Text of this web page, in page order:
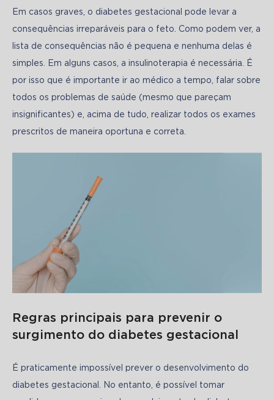
Em casos graves, o diabetes gestacional pode levar a
consequências irreparáveis para o feto. Como podem ver, a
lista de consequências não é pequena e nenhuma delas é
simples. Em alguns casos, a insulinoterapia é necessária. É
por isso que é importante ir ao médico a tempo, falar sobre
todos os problemas de saúde (mesmo que pareçam
insignificantes) e, acima de tudo, realizar todos os exames
prescritos de maneira oportuna e correta.
Regras principais para prevenir o
surgimento do diabetes gestacional
É praticamente impossível prever o desenvolvimento do
diabetes gestacional. No entanto, é possível tomar